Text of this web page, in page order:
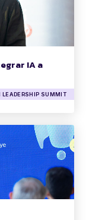
IA a
LEADERSHIP SUMMIT